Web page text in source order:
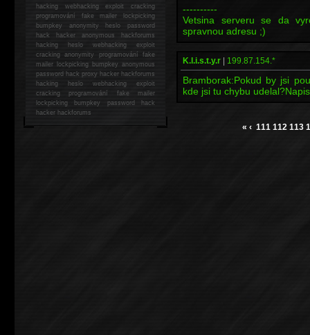
----------
Vetsina serveru se da
spravnou adresu ;)
K.l.i.s.t.y.r 199.87.154.*
Bramborak:Pokud by jsi
kde jsi tu chybu
« ‹ 111 112 113
hackingwebhacking exploit cracking
programování fake mailer lockpicking
bumpkey anonymity heslo password
hackhacker anonymous hackforums
hackingheslo webhacking exploit
cracking anonymity programování fake
mailer lockpicking bumpkey anonymous
password hack proxy hacker hackforums
hacking heslo webhacking exploit
cracking programování fake mailer
lockpicking bumpkey password hack
hackerhackforums